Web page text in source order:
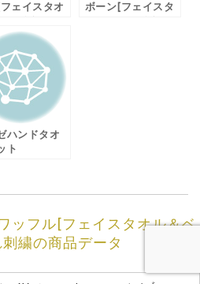
ェイスタオ
ャル刺繍]箱
フトセット
ボーン[フェイスタ
ハンドタオ
ト
ッフル[フェイスタオル＆ベ
繍の商品データ